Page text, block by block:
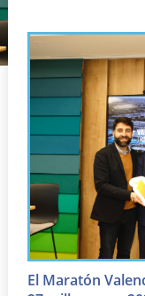
Reservas
El Maratón